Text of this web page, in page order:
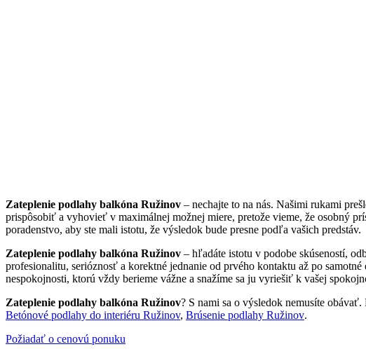
Zateplenie podlahy balkóna Ružinov – nechajte to na nás. Našimi rukami
prispôsobiť a vyhovieť v maximálnej možnej miere, pretože vieme, že osobný
poradenstvo, aby ste mali istotu, že výsledok bude presne podľa vašich predstáv.
Zateplenie podlahy balkóna Ružinov – hľadáte istotu v podobe skúseností,
profesionalitu, serióznosť a korektné jednanie od prvého kontaktu až po
nespokojnosti, ktorú vždy berieme vážne a snažíme sa ju vyriešiť k vašej
Zateplenie podlahy balkóna Ružinov? S nami sa o výsledok nemusíte
Betónové podlahy do interiéru Ružinov, Brúsenie podlahy Ružinov.
Požiadať o cenovú ponuku